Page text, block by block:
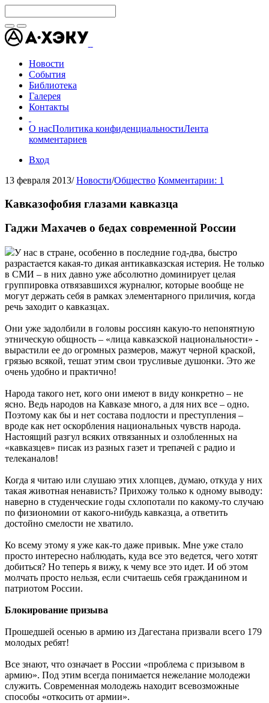
Новости
События
Библиотека
Галерея
Контакты
О насПолитика конфиденциальностиЛента
комментариев
Вход
13 февраля 2013/ Новости/Общество Комментарии: 1
Кавказофобия глазами кавказца
Гаджи Махачев о бедах современной России
У нас в стране, особенно в последние год-два, быстро
разрастается какая-то дикая антикавказская истерия. Не только
в СМИ – в них давно уже абсолютно доминирует целая
группировка отвязавшихся журналюг, которые вообще не
могут держать себя в рамках элементарного приличия, когда
речь заходит о кавказцах.
Они уже задолбили в головы россиян какую-то непонятную
этническую общность – «лица кавказской национальности» -
вырастили ее до огромных размеров, мажут черной краской,
грязью всякой, тешат этим свои трусливые душонки. Это же
очень удобно и практично!
Народа такого нет, кого они имеют в виду конкретно – не
ясно. Ведь народов на Кавказе много, а для них все – одно.
Поэтому как бы и нет состава подлости и преступления –
вроде как нет оскорбления национальных чувств народа.
Настоящий разгул всяких отвязанных и озлобленных на
«кавказцев» писак из разных газет и трепачей с радио и
телеканалов!
Когда я читаю или слушаю этих хлопцев, думаю, откуда у них
такая животная ненависть? Прихожу только к одному выводу:
наверно в студенческие годы схлопотали по какому-то случаю
по физиономии от какого-нибудь кавказца, а ответить
достойно смелости не хватило.
Ко всему этому я уже как-то даже привык. Мне уже стало
просто интересно наблюдать, куда все это ведется, чего хотят
добиться? Но теперь я вижу, к чему все это идет. И об этом
молчать просто нельзя, если считаешь себя гражданином и
патриотом России.
Блокирование призыва
Прошедшей осенью в армию из Дагестана призвали всего 179
молодых ребят!
Все знают, что означает в России «проблема с призывом в
армию». Под этим всегда понимается нежелание молодежи
служить. Современная молодежь находит всевозможные
способы «откосить от армии».